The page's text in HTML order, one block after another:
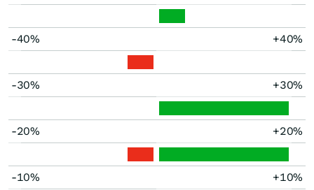
-40% +40%
-30% +30%
-20% +20%
-10% +10%